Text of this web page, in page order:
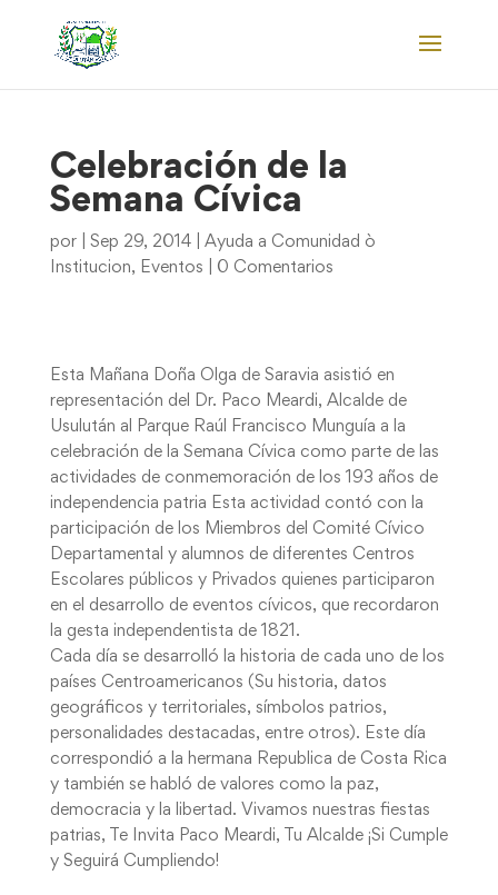
Celebración de la
Semana Cívica
por Sep 29, 2014| Ayuda a Comunidad ò
Institucion, Eventos 0 Comentarios
Esta Mañana Doña Olga de Saravia asistió en
representación del Dr. Paco Meardi, Alcalde de
Usulután al Parque Raúl Francisco Munguía a la
celebración de la Semana Cívica como parte de las
actividades de conmemoración de los 193 años de
independencia patria Esta actividad contó con la
participación de los Miembros del Comité Cívico
Departamental y alumnos de diferentes Centros
Escolares públicos y Privados quienes participaron
en el desarrollo de eventos cívicos, que recordaron
la gesta independentista de 1821.
Cada día se desarrolló la historia de cada uno de los
países Centroamericanos (Su historia, datos
geográficos y territoriales, símbolos patrios,
personalidades destacadas, entre otros). Este día
correspondió a la hermana Republica de Costa Rica
y también se habló de valores como la paz,
democracia y la libertad. Vivamos nuestras fiestas
patrias, Te Invita Paco Meardi, Tu Alcalde ¡Si Cumple
y Seguirá Cumpliendo!